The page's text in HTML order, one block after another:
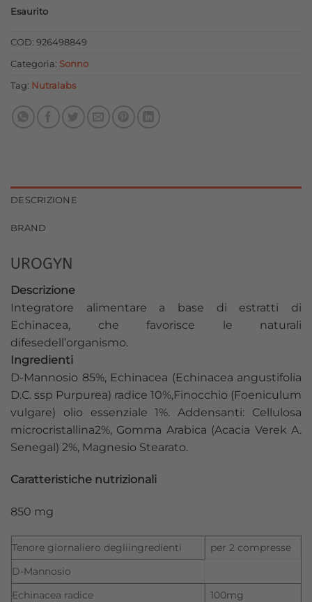
era:
Esaurito
COD: 926498849
Categoria: Sonno
Tag: Nutralabs
DESCRIZIONE
BRAND
UROGYN
Descrizione
Integratore alimentare a base di estratti di
Echinacea, che favorisce le naturali
difesedell’organismo.
Ingredienti
D-Mannosio 85%, Echinacea (Echinacea angustifolia
D.C. ssp Purpurea) radice 10%,Finocchio (Foeniculum
vulgare) olio essenziale 1%. Addensanti: Cellulosa
microcristallina2%, Gomma Arabica (Acacia Verek A.
Senegal) 2%, Magnesio Stearato.
Caratteristiche nutrizionali
850 mg
Tenore giornaliero degliingredienti
per 2 compresse
D-Mannosio
Echinacea radice
100mg